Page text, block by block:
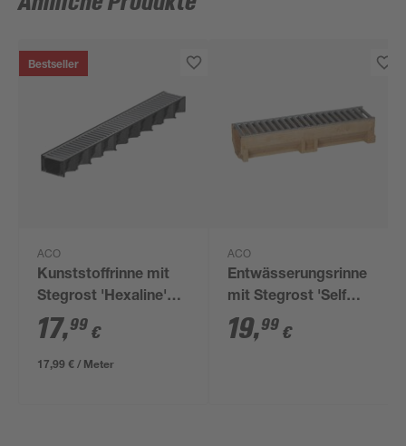
Bestseller
ACO
Kunststoffrinne mit
Stegrost 'Hexaline'
17,99 €
17,99 € / Meter
ACO
Entwässerungsrinne
mit Stegrost 'Self
Standardline' 11,8 x
50 cm
19,99 €